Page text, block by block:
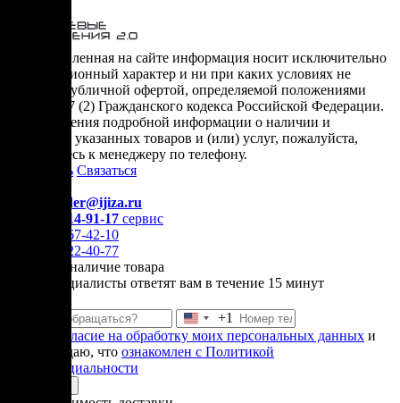
* представленная на сайте информация носит исключительно
информационный характер и ни при каких условиях не
является публичной офертой, определяемой положениями
Статьи 437 (2) Гражданского кодекса Российской Федерации.
Для получения подробной информации о наличии и
стоимости указанных товаров и (или) услуг, пожалуйста,
обращайтесь к менеджеру по телефону.
Позвонить Связаться
order@ijiza.ru
+7 (969) 714-91-17 cервис
+7 (812) 467-42-10
+7 (905) 222-40-77
Уточнить наличие товара
Наши специалисты ответят вам в течение 15 минут
Соединенные
Штаты
+1
+1
согласие на обработку моих персональных данных и
подтверждаю, что ознакомлен с Политикой
конфиденциальности